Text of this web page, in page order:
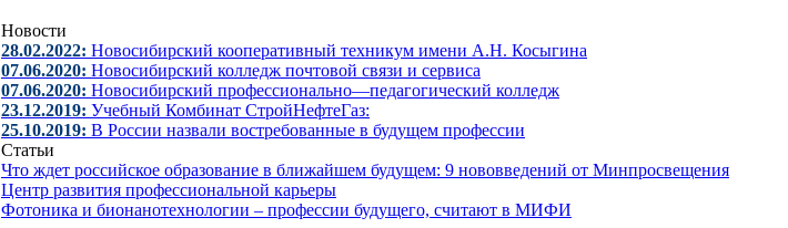
Новости
28.02.2022: Новосибирский кооперативный техникум имени А.Н. Косыгина
07.06.2020: Новосибирский колледж почтовой связи и сервиса
07.06.2020: Новосибирский профессионально—педагогический колледж
23.12.2019: Учебный Комбинат СтройНефтеГаз:
25.10.2019: В России назвали востребованные в будущем профессии
Статьи
Что ждет российское образование в ближайшем будущем: 9 нововведений от Минпросвещения
Центр развития профессиональной карьеры
Фотоника и бионанотехнологии – профессии будущего, считают в МИФИ